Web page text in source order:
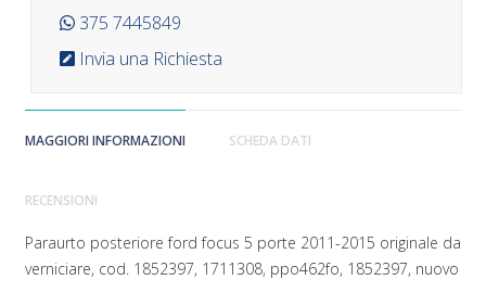
375 7445849
Invia una Richiesta
MAGGIORI INFORMAZIONI SCHEDA DATI
RECENSIONI
Paraurto posteriore ford focus 5 porte 2011-2015 originale da
verniciare, cod. 1852397, 1711308, ppo462fo, 1852397, nuovo